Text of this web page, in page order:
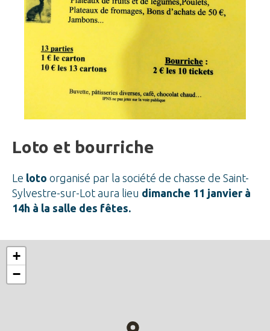
Loto et bourriche
Le loto organisé par la société de chasse de Saint-
Sylvestre-sur-Lot aura lieu dimanche 11 janvier à
14h à la salle des fêtes.
+
−